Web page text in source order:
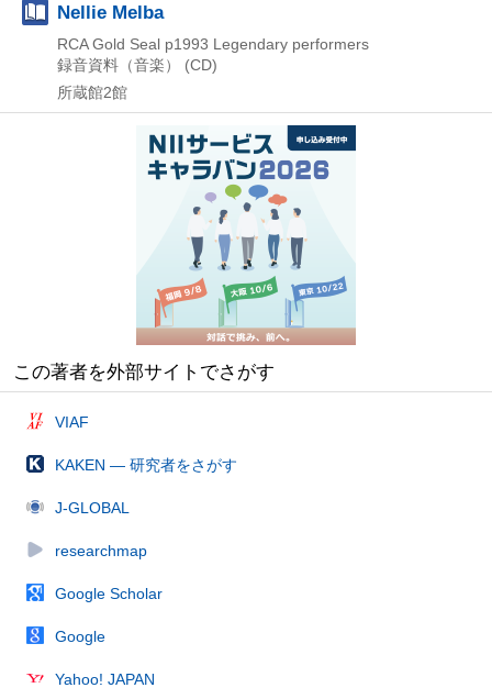
Nellie Melba
RCA Gold Seal p1993 Legendary performers
録音資料（音楽） (CD)
所蔵館2館
この著者を外部サイトでさがす
VIAF
KAKEN — 研究者をさがす
J-GLOBAL
researchmap
Google Scholar
Google
Yahoo! JAPAN